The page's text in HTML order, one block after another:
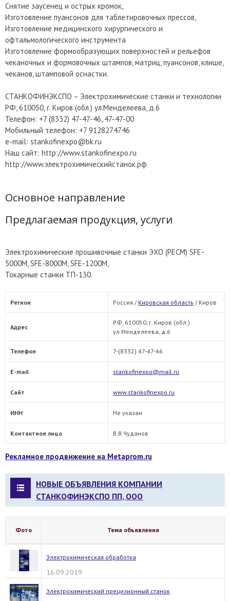
Снятие заусенец и острых кромок,
Изготовление пуансонов для таблетировочных прессов,
Изготовление медицинского хирургического и
офтальмологического инструмента
Изготовление формообразующих поверхностей и рельефов
чеканочных и формовочных штампов, матриц, пуансонов, клише,
чеканов, штамповой оснастки.
СТАНКОФИНЭКСПО – Электрохимические станки и технологии
РФ, 610050, г. Киров (обл.) ул.Менделеева, д.6
Телефон: +7 (8332) 47-47-46, 47-47-00
Мобильный телефон: +7 9128274746
e-mail: stankofinexpo@bk.ru
Наш сайт: http://www.stankofinexpo.ru
http://www.электрохимическийстанок.рф
Основное направление
Предлагаемая продукция, услуги
Электрохимические прошивочные станки ЭХО (PECM) SFE-
5000M, SFE-8000M, SFE-1200M,
Токарные станки ТП-130.
Регион Россия / Кировская область / Киров
Адрес
РФ, 610050, г. Киров (обл.)
ул.Менделеева, д.6
Телефон 7-(8332) 47-47-46
E-mail stankofinexpo@mail.ru
Сайт www.stankofinexpo.ru
ИНН Не указан
Контактное лицо В.В.Чуданов
Рекламное продвижение на Metaprom.ru
НОВЫЕ ОБЪЯВЛЕНИЯ КОМПАНИИ
СТАНКОФИНЭКСПО ПП, ООО
Фото Тема объявления
Электрохимическая обработка
16.09.2019
Электрохимический прецизионный станок